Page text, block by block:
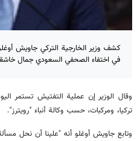
كشف وزير الخارجية التركي جاويش
في اختفاء الصحفي السعودي جمال
وقال الوزير إن عملية التفتيش تستمر
تركيا، ومركبات، حسب وكالة أنباء "رويترز".
وتابع جاويش أوغلو أنه "علينا أن نحل